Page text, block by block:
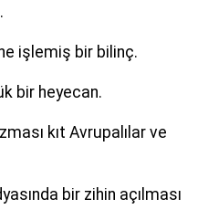
işlemiş bir bilinç.
bir heyecan.
kıt Avrupalılar ve
bir zihin açılması